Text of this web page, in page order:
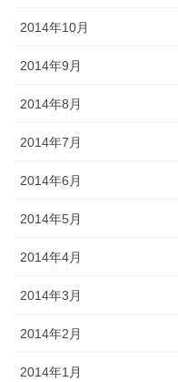
2014年10月
2014年9月
2014年8月
2014年7月
2014年6月
2014年5月
2014年4月
2014年3月
2014年2月
2014年1月